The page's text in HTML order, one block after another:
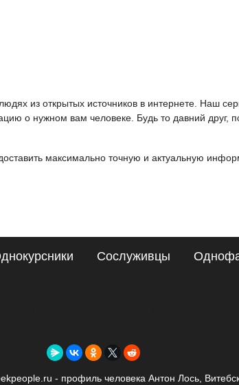
из открытых источников в интернете. Наш
о нужном вам человеке. Будь то давний друг,
максимально точную и актуальную
Сослуживцы
- профиль человека Антон Лось,